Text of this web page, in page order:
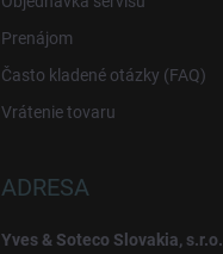
Prenájom
Často kladené otázky (FAQ)
Vrátenie tovaru
ADRESA
Yves & Soteco Slovakia, s.r.o.